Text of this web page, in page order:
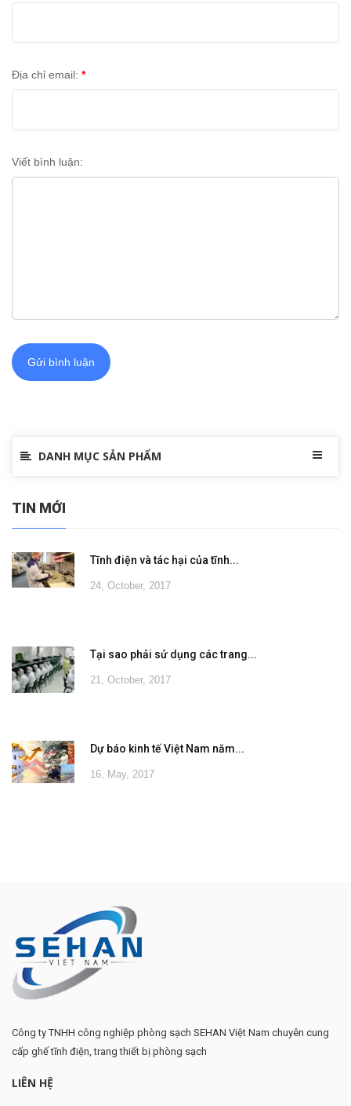
Địa chỉ email: *
Viết bình luận:
Gửi bình luận
DANH MỤC SẢN PHẨM
TIN MỚI
Tĩnh điện và tác hại của tĩnh...
24, October, 2017
Tại sao phải sử dụng các trang...
21, October, 2017
Dự báo kinh tế Việt Nam năm...
16, May, 2017
Công ty TNHH công nghiệp phòng sạch SEHAN Việt Nam chuyên cung
cấp ghế tĩnh điện, trang thiết bị phòng sạch
LIÊN HỆ